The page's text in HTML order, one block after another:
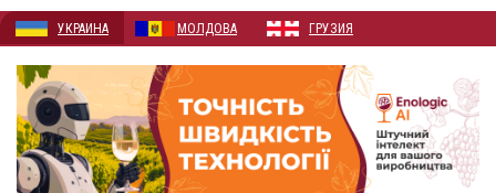
УКРАИНА МОЛДОВА ГРУЗИЯ